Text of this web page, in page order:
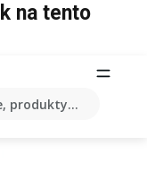
produkty...
na tento